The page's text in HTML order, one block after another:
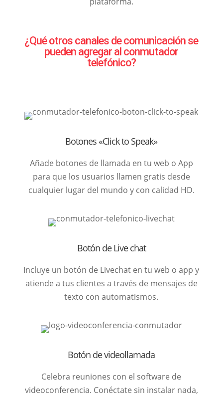
¿Qué otros canales de comunicación se
pueden agregar al conmutador
telefónico?
Botones «Click to Speak»
Añade botones de llamada en tu web o App
para que los usuarios llamen gratis desde
cualquier lugar del mundo y con calidad HD.
Botón de Live chat
Incluye un botón de Livechat en tu web o app y
atiende a tus clientes a través de mensajes de
texto con automatismos.
Botón de videollamada
Celebra reuniones con el software de
videoconferencia. Conéctate sin instalar nada,